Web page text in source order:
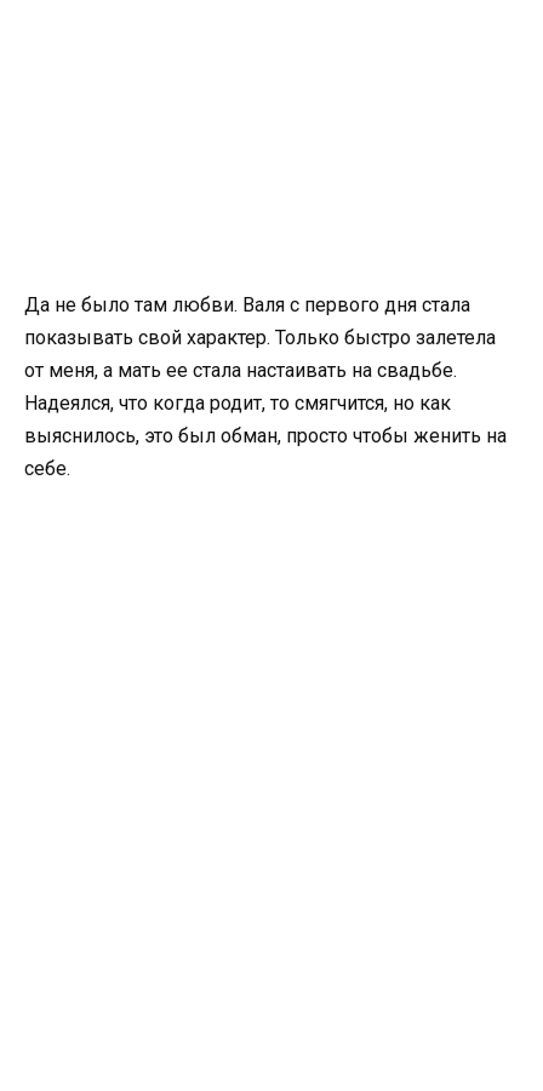
Да не было там любви. Валя с первого дня стала
показывать свой характер. Только быстро залетела
от меня, а мать ее стала настаивать на свадьбе.
Надеялся, что когда родит, то смягчится, но как
выяснилось, это был обман, просто чтобы женить на
себе.